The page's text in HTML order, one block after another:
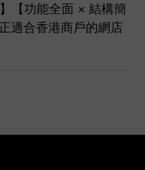
【功能全面 × 結構簡
適合香港商戶的網店